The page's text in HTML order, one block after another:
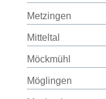
Metzingen
Mitteltal
Möckmühl
Möglingen